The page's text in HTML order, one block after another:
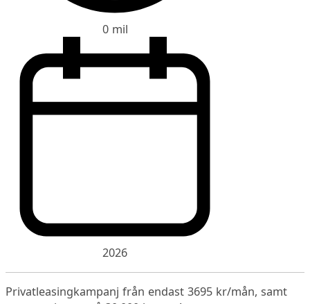
0 mil
2026
Privatleasingkampanj från endast 3695 kr/mån, samt